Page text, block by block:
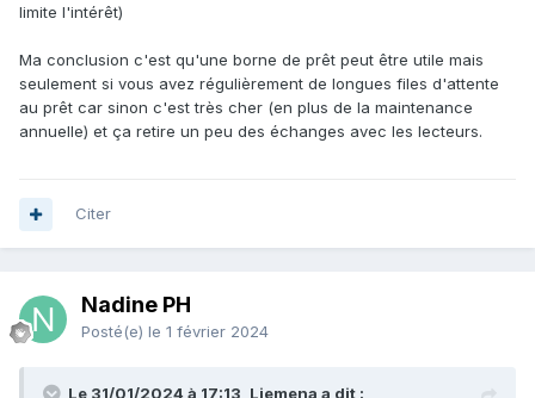
limite l'intérêt)
Ma conclusion c'est qu'une borne de prêt peut être utile mais
seulement si vous avez régulièrement de longues files d'attente
au prêt car sinon c'est très cher (en plus de la maintenance
annuelle) et ça retire un peu des échanges avec les lecteurs.
Citer
Nadine PH
Posté(e) le 1 février 2024
Le 31/01/2024 à 17:13, Liemena a dit :